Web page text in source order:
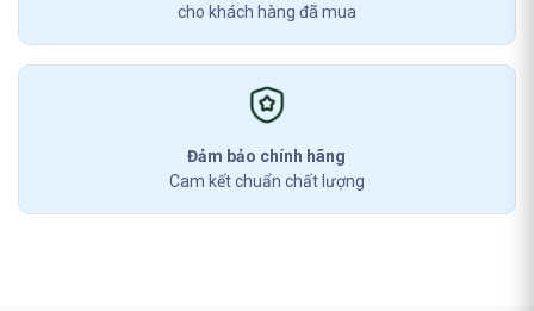
cho khách hàng đã mua
Đảm bảo chính hãng
Cam kết chuẩn chất lượng